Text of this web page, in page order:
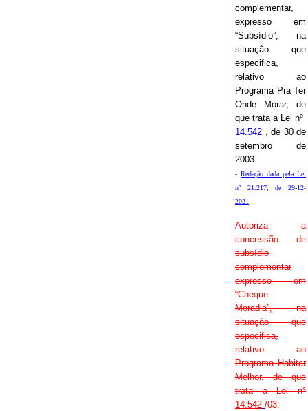
complementar,
expresso em
“Subsídio”, na
situação que
especifica,
relativo ao
Programa Pra Ter
Onde Morar, de
que trata a Lei nº
14.542 , de 30 de
setembro de
2003.
- Redação dada pela Lei
nº 21.217, de 29-12-
2021
Autoriza a
concessão de
subsídio
complementar
expresso em
“Cheque
Moradia”, na
situação que
especifica,
relativo ao
Programa Habitar
Melhor, de que
trata a Lei n°
14.542 /03.